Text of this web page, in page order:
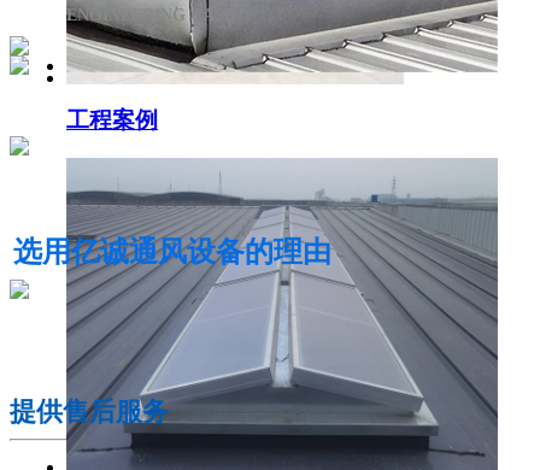
电动采光排烟天窗
工程案例
ENGINEERING CASE
选用亿诚通风设备的理由
提供售后服务